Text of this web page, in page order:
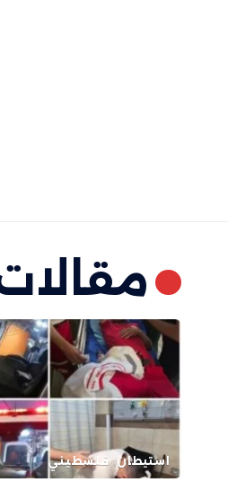
استيطان فلسطيني